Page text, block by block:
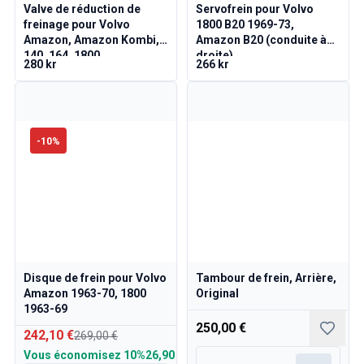
Tringlerie de l'accélérateur du moteur Volvo 140/164
Pièces du moteur Volvo 140/164
Volvo 140/164 Suspension avant
Volvo 140/164 Système de carburant/échappement
Volvo 140/164 Chauffage/Air frais
Volvo 140/164 Transmission/Suspension arrière
Volvo 140/164 Divers
Volvo 240/260 Pièces intérieures
Jantes Volvo 240/260
Volvo 240/260 Pièces de carrosserie
Volvo 240/260 Chauffage/Air frais
Valve de réduction de
freinage pour Volvo
Amazon, Amazon Kombi,
140, 164, 1800
280 kr
Servofrein pour Volvo
1800 B20 1969-73,
Amazon B20 (conduite à
droite)
266 kr
-10%
Disque de frein pour Volvo
Amazon 1963-70, 1800
1963-69
242,10 €269,00 €
Vous économisez 10%26,90 €
Tambour de frein, Arrière,
Original
250,00 €